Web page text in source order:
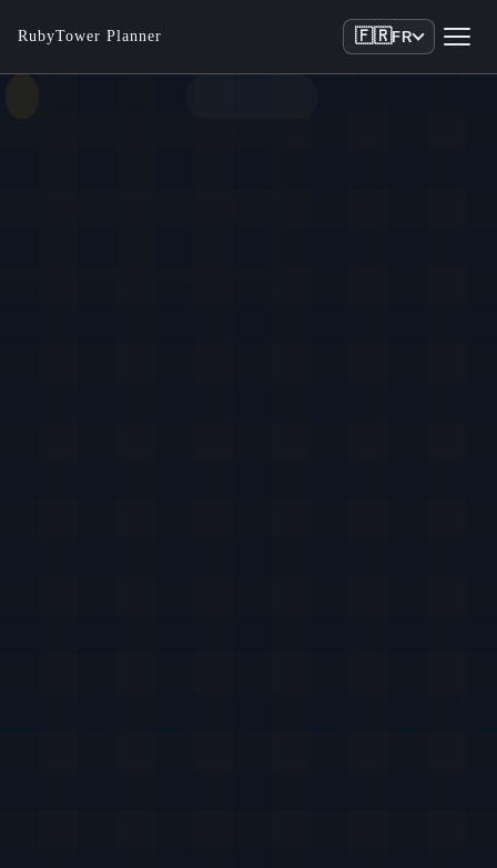
RubyTower Planner 🇫🇷FR